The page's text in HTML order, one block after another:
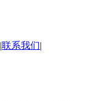
|联系我们|